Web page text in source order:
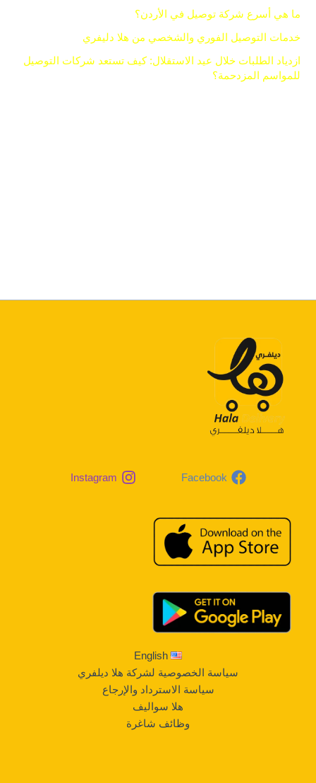
ما هي أسرع شركة توصيل في الأردن؟
خدمات التوصيل الفوري والشخصي من هلا دليفري
ازدياد الطلبات خلال عيد الاستقلال: كيف تستعد شركات التوصيل
للمواسم المزدحمة؟
Facebook
Instagram
English
سياسة الخصوصية لشركة هلا ديلفري
سياسة الاسترداد والإرجاع
هلا سواليف
وظائف شاغرة